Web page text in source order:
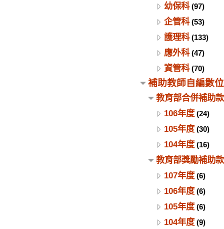
幼保科(97)
企管科(53)
護理科(133)
應外科(47)
資管科(70)
補助教師自編數
教育部合併補助款
106年度 (24)
105年度 (30)
104年度 (16)
教育部獎勵補助款
107年度 (6)
106年度 (6)
105年度 (6)
104年度 (9)